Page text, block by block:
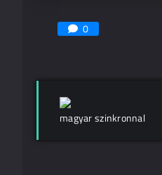
0
magyar szinkronnal